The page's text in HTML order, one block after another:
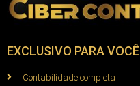
EXCLUSIVO PARA VOCÊ
Contabilidade completa